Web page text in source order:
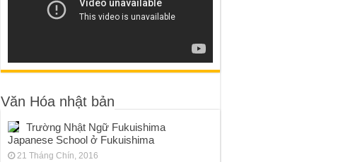
Văn Hóa nhật bản
Trường Nhật Ngữ Fukuishima
Japanese School ở Fukuishima
21 Tháng Chín, 2016